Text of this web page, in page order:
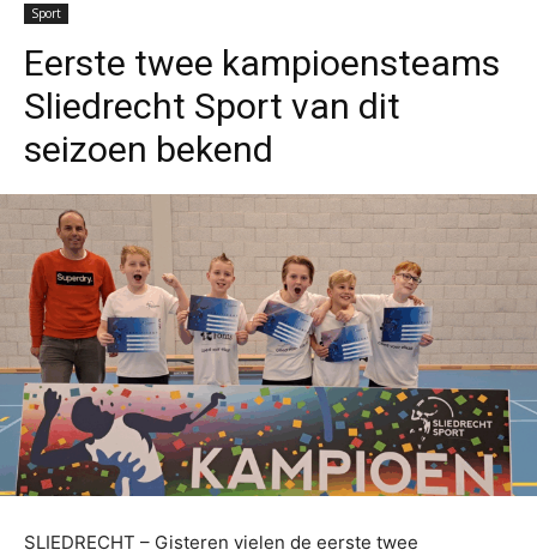
Sport
Eerste twee kampioensteams
Sliedrecht Sport van dit
seizoen bekend
SLIEDRECHT – Gisteren vielen de eerste twee